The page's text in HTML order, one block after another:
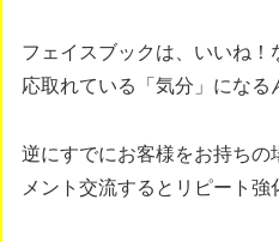
フェイスブックは、いいね！
応取れている「気分」になる
逆にすでにお客様をお持ちの
メント交流するとリピート強